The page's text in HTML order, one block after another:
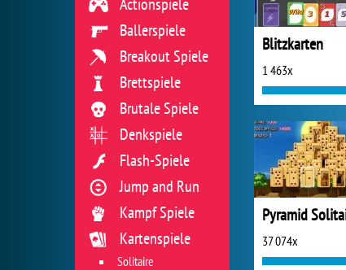
Blitzkarten
1 463x
37 074x
Ballerspiele
Breakout Spiele
Brettspiele
Brutale Spiele
Denkspiele
Flash-Spiele
Jump and Run
Kampf Spiele
Kartenspiele
Solitaire